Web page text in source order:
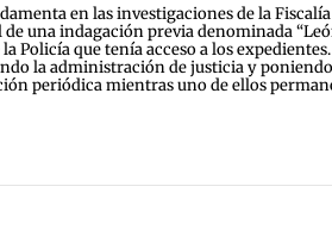
en las investigaciones de la
una indagación previa denominada
Policía que tenía acceso a los
la administración de justicia y
periódica mientras uno de ellos